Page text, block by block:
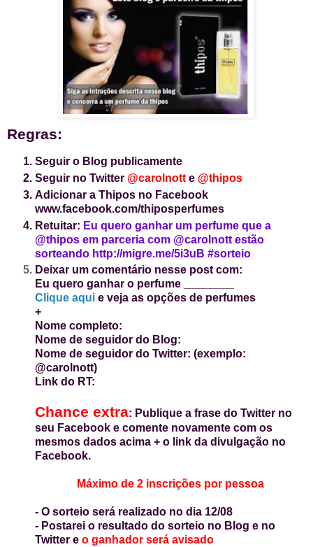
Regras:
Seguir o Blog publicamente
Seguir no Twitter @carolnott e @thipos
Adicionar a Thipos no Facebook
www.facebook.com/thiposperfumes
Retuitar: Eu quero ganhar um perfume que a
@thipos em parceria com @carolnott estão
sorteando http://migre.me/5i3uB #sorteio
Deixar um comentário nesse post com:
Eu quero ganhar o perfume ________
Clique aqui e veja as opções de perfumes
+
Nome completo:
Nome de seguidor do Blog:
Nome de seguidor do Twitter: (exemplo:
@carolnott)
Link do RT:
Chance extra: Publique a frase do Twitter no
seu Facebook e comente novamente com os
mesmos dados acima + o link da divulgação no
Facebook.
Máximo de 2 inscrições por pessoa
- O sorteio será realizado no dia 12/08
- Postarei o resultado do sorteio no Blog e no
Twitter e o ganhador será avisado